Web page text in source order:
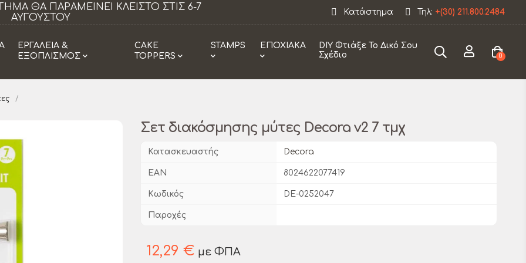
κλειστό τα Σάββατα από 18/07 εως
29/08.
Η εταιρεία θα παραμείνει κλειστεί από 12/08 εως 30/
Κατάστημα Τηλ: +(30) 211.800.2484
ΕΡΓΑΛΕΙΑ &
ΕΞΟΠΛΙΣΜΟΣ
CAKE
TOPPERS
STAMPS ΕΠΟΧΙΑΚΑ
DIY Φτιάξε Το Δικό Σου
Σχέδιο
0
Σετ διακόσμησης μύτες Decora v2 7 τμχ
Κατασκευαστής Decora
EAN 8024622077419
Κωδικός DE-0252047
Παροχές
12,29 € με ΦΠΑ